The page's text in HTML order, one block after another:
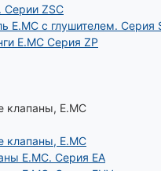
Серии ZSC
E.MC с глушителем. Серия
E.MC Серия ZP
клапаны, Е.МС
клапаны, Е.МС
E.MC. Серия EA